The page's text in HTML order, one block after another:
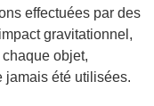
effectuées par des
gravitationnel,
objet,
jamais été utilisées.